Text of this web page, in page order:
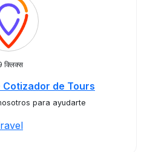
क्लिक्स
Cotizador de Tours
para ayudarte